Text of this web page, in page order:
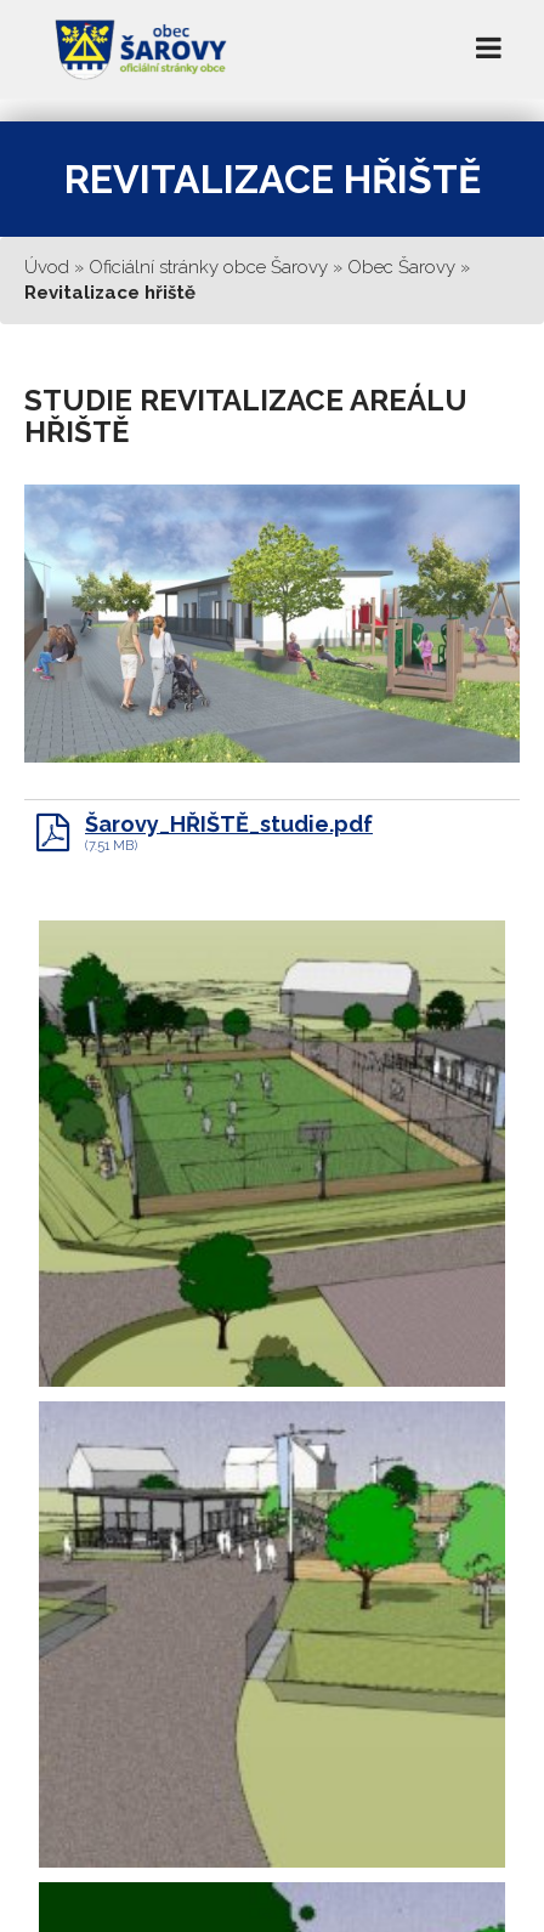
REVITALIZACE HŘIŠTĚ
Úvod » Oficiální stránky obce Šarovy » Obec Šarovy »
Revitalizace hřiště
STUDIE REVITALIZACE AREÁLU
HŘIŠTĚ
Šarovy_HŘIŠTĚ_studie.pdf
(7.51 MB)